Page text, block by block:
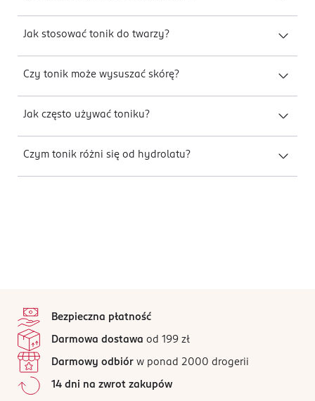
Jak stosować tonik do twarzy?
Czy tonik może wysuszać skórę?
Jak często używać toniku?
Czym tonik różni się od hydrolatu?
Bezpieczna płatność
Darmowa dostawa od 199 zł
Darmowy odbiór w ponad 2000 drogerii
14 dni na zwrot zakupów